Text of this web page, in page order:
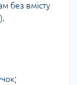
без вмісту